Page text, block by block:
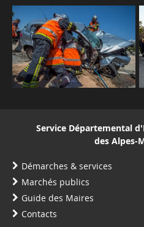
Service Départemental
des Alpes-
Démarches & services
Marchés publics
Guide des Maires
Contacts